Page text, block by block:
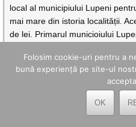
local al municipiului Lupeni
mai mare din istoria localității.
de lei. Primarul municioiului
administrare ale
CITEȘTE MAI DEPARTE
SE LUCREAZĂ LA
Folosim cookie-uri pentru a
bună experiență pe site-ul
OK